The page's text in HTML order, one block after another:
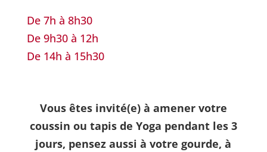
De 7h à 8h30
De 9h30 à 12h
De 14h à 15h30
Vous êtes invité(e) à amener votre
coussin ou tapis de Yoga pendant les 3
jours, pensez aussi à votre gourde, à